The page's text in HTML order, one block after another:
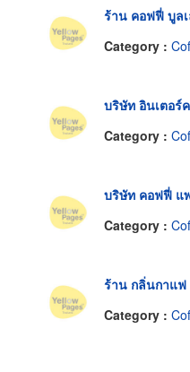
ร้าน คอฟฟี่ บูล
Category :
บริษัท อินเตอร์
Category :
บริษัท คอฟฟี่ แ
Category :
ร้าน กลิ่นกาแฟ
Category :